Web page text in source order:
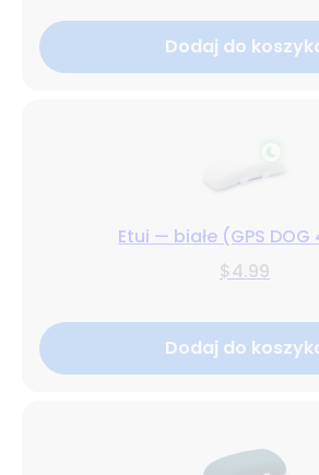
Dodaj do
Etui — białe (GPS DOG
$4.99
Dodaj do